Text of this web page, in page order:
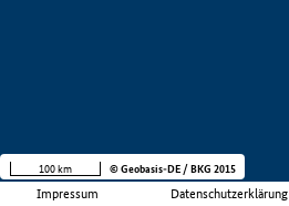
Impressum Datenschutzerklärung
100 km © Geobasis-DE / BKG 2015